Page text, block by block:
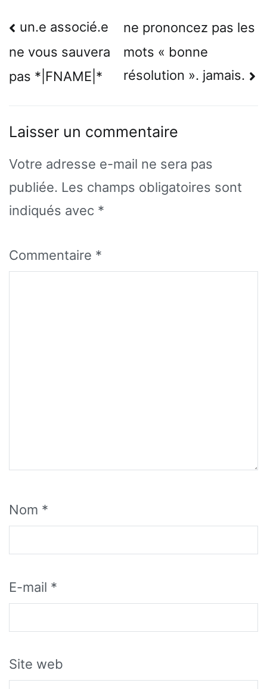
Navigation
de
l’article
un.e associé.e
ne vous sauvera
pas *|FNAME|*
ne prononcez pas les
mots « bonne
résolution ». jamais.
Laisser un commentaire
Votre adresse e-mail ne sera pas
publiée. Les champs obligatoires sont
indiqués avec *
Commentaire *
Nom *
E-mail *
Site web